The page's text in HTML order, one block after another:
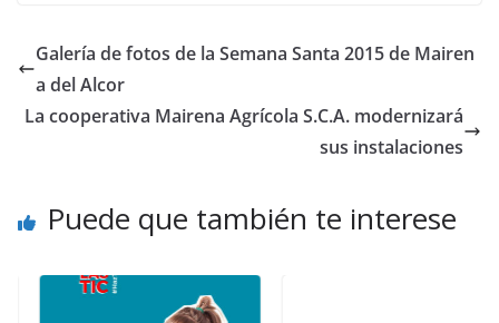
Galería de fotos de la Semana Santa 2015 de Mairen
a del Alcor
La cooperativa Mairena Agrícola S.C.A. modernizará
sus instalaciones
Puede que también te interese